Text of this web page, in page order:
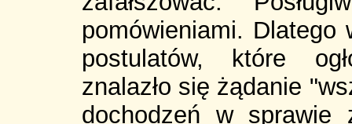
pomówieniami.
postulatów, które
znalazło się żądanie
dochodzeń w sprawie